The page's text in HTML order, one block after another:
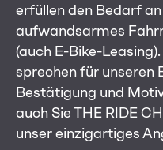
erfüllen den Bedarf
aufwandsarmes
(auch E-Bike-Leasing).
sprechen für unseren
Bestätigung und
auch Sie THE RIDE
unsereinzigartiges